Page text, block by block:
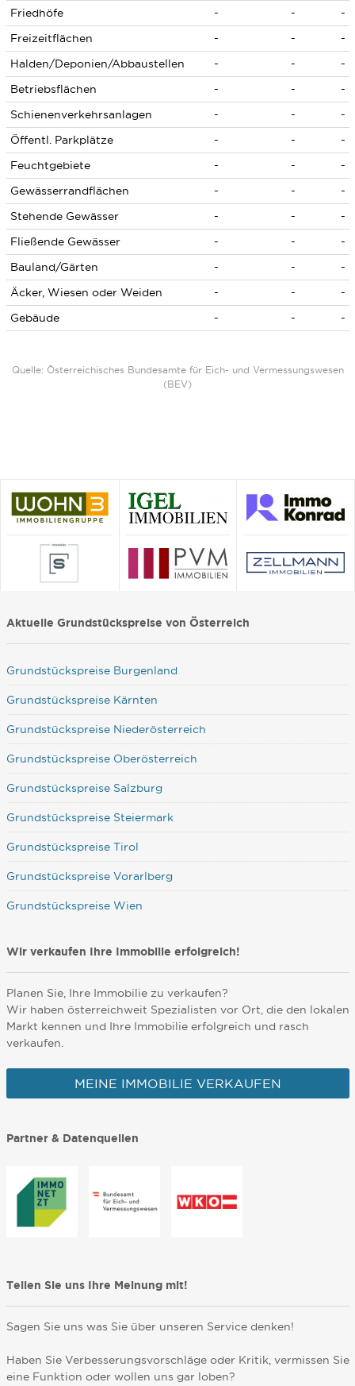
Friedhöfe - -
-
Freizeitflächen
- -
-
Halden/Deponien/Abbaustellen
- -
-
Betriebsflächen
- -
-
Schienenverkehrsanlagen
- -
-
Öffentl. Parkplätze
- -
-
Feuchtgebiete
- -
-
Gewässerrandflächen
- -
-
Stehende Gewässer
- -
-
Fließende Gewässer
- -
-
Bauland/Gärten
- -
-
Äcker, Wiesen oder Weiden
- -
-
Gebäude
- - -
Quelle: Österreichisches Bundesamte für Eich- und Vermessungswesen
(BEV)
Aktuelle Grundstückspreise von Österreich
Grundstückspreise Burgenland
Grundstückspreise Kärnten
Grundstückspreise Niederösterreich
Grundstückspreise Oberösterreich
Grundstückspreise Salzburg
Grundstückspreise Steiermark
Grundstückspreise Tirol
Grundstückspreise Vorarlberg
Grundstückspreise Wien
Wir verkaufen Ihre Immobilie erfolgreich!
Planen Sie, Ihre Immobilie zu verkaufen?
Wir haben österreichweit Spezialisten vor Ort, die den lokalen
Markt kennen und Ihre Immobilie erfolgreich und rasch
verkaufen.
MEINE IMMOBILIE VERKAUFEN
Partner & Datenquellen
Teilen Sie uns Ihre Meinung mit!
Sagen Sie uns was Sie über unseren Service denken!
Haben Sie Verbesserungsvorschläge oder Kritik, vermissen Sie
eine Funktion oder wollen uns gar loben?